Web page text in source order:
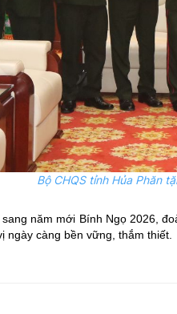
Bộ CHQS tỉnh Hủa Phăn
năm mới Bính Ngọ 2026,
ngày càng bền vững, thắm thiết.